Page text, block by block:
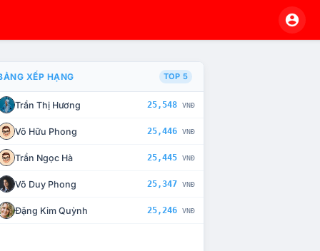
CHẾ TÀI XỬ LÝ VI PHẠM
XẾP HẠNG TOP 5
Trần Thị Hương 25,548 VNĐ
Võ Hữu Phong 25,446 VNĐ
Trần Ngọc Hà 25,445 VNĐ
Võ Duy Phong 25,347 VNĐ
Đặng Kim Quỳnh 25,246 VNĐ